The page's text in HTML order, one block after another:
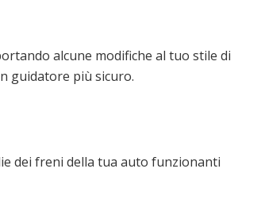
alcune modifiche al tuo stile di
guidatore più sicuro.
dei freni della tua auto funzionanti